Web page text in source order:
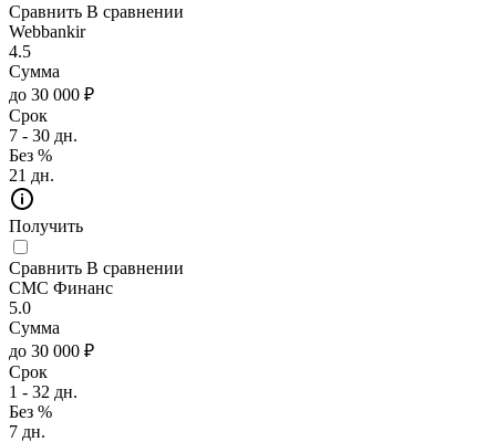
Сравнить В сравнении
Webbankir
4.5
Сумма
до 30 000 ₽
Срок
7 - 30 дн.
Без %
21 дн.
Получить
Сравнить В сравнении
СМС Финанс
5.0
Сумма
до 30 000 ₽
Срок
1 - 32 дн.
Без %
7 дн.